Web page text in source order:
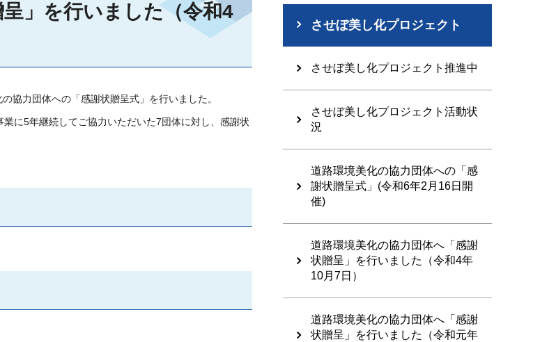
」を行いました（令和4
協力団体への「感謝状贈呈式」を行いました。
に5年継続してご協力いただいた7団体に対し、感謝状
させぼ美し化プロジェクト
させぼ美し化プロジェクト推進中
させぼ美し化プロジェクト活動状
況
道路環境美化の協力団体への「感
謝状贈呈式」(令和6年2月16日開
催)
道路環境美化の協力団体へ「感謝
状贈呈」を行いました（令和4年
10月7日）
道路環境美化の協力団体へ「感謝
状贈呈」を行いました（令和元年